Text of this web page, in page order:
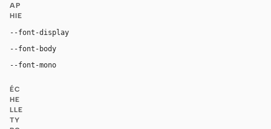
AP
HIE
--font-display
--font-body
--font-mono
ÉC
HE
LLE
TY